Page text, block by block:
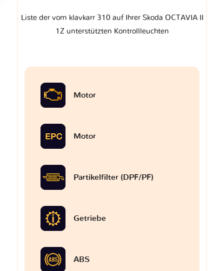
Liste der vom klavkarr 310 auf Ihrer Skoda OCTAVIA II
1Z unterstützten Kontrollleuchten
Motor
Motor
Partikelfilter (DPF/PF)
Getriebe
ABS